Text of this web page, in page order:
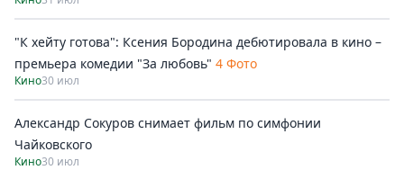
"К хейту готова": Ксения Бородина дебютировала в кино –
премьера комедии "За любовь" 4 Фото
Кино30 июл
Александр Сокуров снимает фильм по симфонии
Чайковского
Кино30 июл